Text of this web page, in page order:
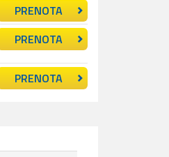
PRENOTA
PRENOTA
PRENOTA